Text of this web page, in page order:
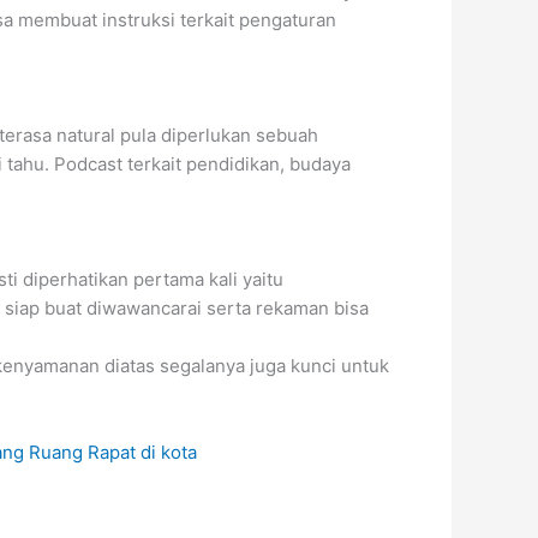
membuat instruksi terkait pengaturan
natural pula diperlukan sebuah
Podcast terkait pendidikan, budaya
diperhatikan pertama kali yaitu
buat diwawancarai serta rekaman bisa
diatas segalanya juga kunci untuk